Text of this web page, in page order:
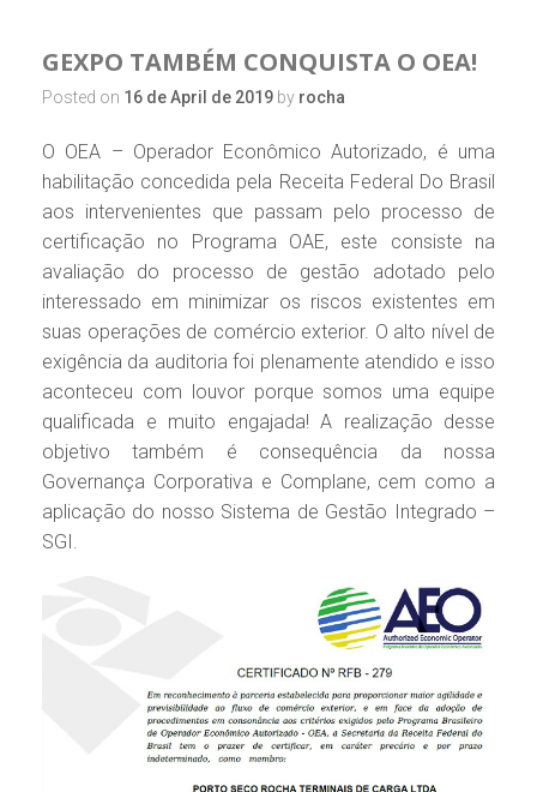
GEXPO TAMBÉM CONQUISTA O OEA!
Posted on 16 de April de 2019 by rocha
O OEA – Operador Econômico Autorizado, é uma
habilitação concedida pela Receita Federal Do Brasil
aos intervenientes que passam pelo processo de
certificação no Programa OAE, este consiste na
avaliação do processo de gestão adotado pelo
interessado em minimizar os riscos existentes em
suas operações de comércio exterior. O alto nível de
exigência da auditoria foi plenamente atendido e isso
aconteceu com louvor porque somos uma equipe
qualificada e muito engajada! A realização desse
objetivo também é consequência da nossa
Governança Corporativa e Complane, cem como a
aplicação do nosso Sistema de Gestão Integrado –
SGI.